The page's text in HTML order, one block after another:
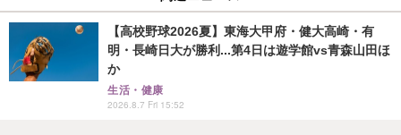
【高校野球2026夏】東海大甲府・健大高崎・有
明・長崎日大が勝利...第4日は遊学館vs青森山田ほ
か
生活・健康
2026.8.7 Fri 15:52